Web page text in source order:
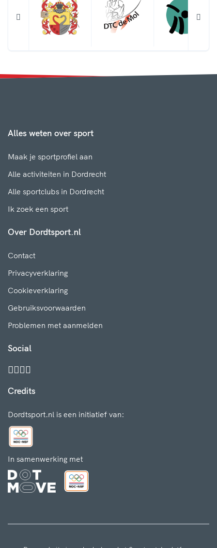
Alles weten over sport
Maak je sportprofiel aan
Alle activiteiten in Dordrecht
Alle sportclubs in Dordrecht
Ik zoek een sport
Over Dordtsport.nl
Contact
Privacyverklaring
Cookieverklaring
Gebruiksvoorwaarden
Problemen met aanmelden
Social
Credits
Dordtsport.nl is een initiatief van:
In samenwerking met